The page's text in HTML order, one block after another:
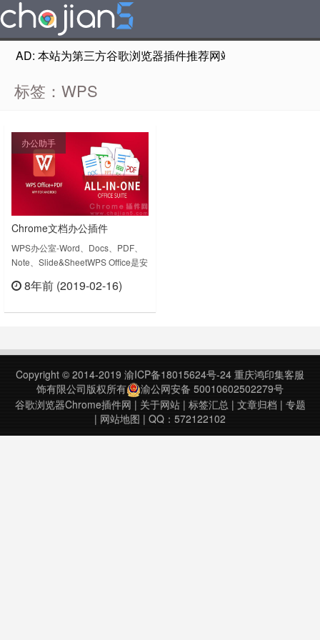
AD: 本站为第三方谷歌浏览器插件推荐网站，非Google
标签：WPS
办公助手
Chrome文档办公插件
WPSOffice.pro
WPS办公室-Word、Docs、PDF、
Note、Slide&SheetWPS Office是安
37MB）的一体式免费办公套件，集
Microsoft Word、Excel、
8年前 (2019-02-16)
Copyright © 2014-2019 渝ICP备18015624号-24 重庆鸿印集客服
饰有限公司版权所有
渝公网安备 50010602502279号
谷歌浏览器Chrome插件网 | 关于网站| 标签汇总| 文章归档 | 专题
| 网站地图 | QQ：572122102